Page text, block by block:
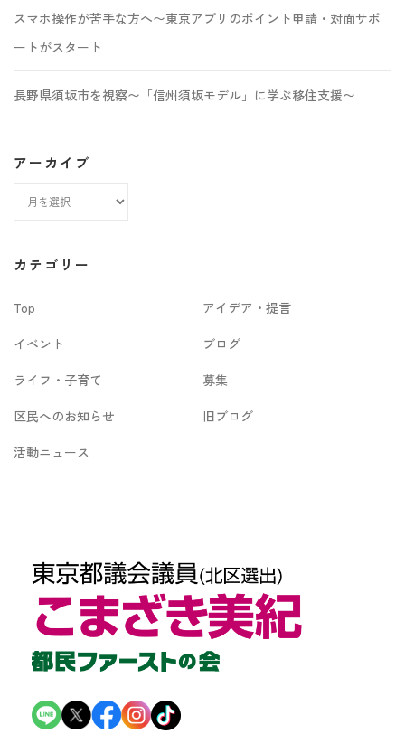
スマホ操作が苦手な方へ〜東京アプリのポイント申請・対面サポ
ートがスタート
長野県須坂市を視察〜「信州須坂モデル」に学ぶ移住支援〜
アーカイブ
カ
ブ
カテゴリー
Top
アイデア・提言
イベント
ブログ
ライフ・子育て
募集
区民へのお知らせ
旧ブログ
活動ニュース